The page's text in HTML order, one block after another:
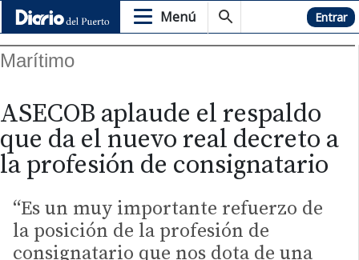
Menú Hemeroteca Entrar
Marítimo
ASECOB aplaude el respaldo
que da el nuevo real decreto a
la profesión de consignatario
“Es un muy importante refuerzo de
la posición de la profesión de
consignatario que nos dota de una